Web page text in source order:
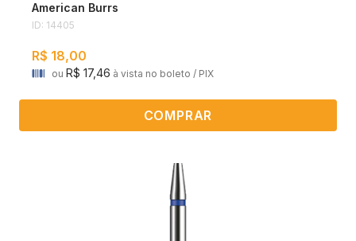
American Burrs
ID: 14405
R$ 18,00
ou R$ 17,46 à vista no boleto / PIX
COMPRAR